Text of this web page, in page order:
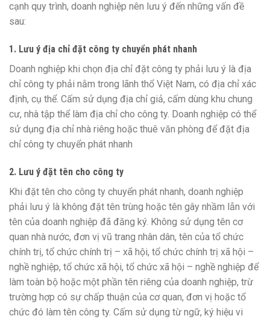
cạnh quy trình, doanh nghiệp nên lưu ý đến những vấn đề
sau:
1. Lưu ý địa chỉ đặt công ty chuyển phát nhanh
Doanh nghiệp khi chọn địa chỉ đặt công ty phải lưu ý là địa
chỉ công ty phải nằm trong lãnh thổ Việt Nam, có địa chỉ xác
định, cụ thể. Cấm sử dụng địa chỉ giả, cấm dùng khu chung
cư, nhà tập thể làm địa chỉ cho công ty. Doanh nghiệp có thể
sử dụng địa chỉ nhà riêng hoặc thuê văn phòng để đặt địa
chỉ công ty chuyển phát nhanh
2. Lưu ý đặt tên cho công ty
Khi đặt tên cho công ty chuyển phát nhanh, doanh nghiệp
phải lưu ý là không đặt tên trùng hoặc tên gây nhầm lẫn với
tên của doanh nghiệp đã đăng ký. Không sử dụng tên cơ
quan nhà nước, đơn vị vũ trang nhân dân, tên của tổ chức
chính trị, tổ chức chính trị – xã hội, tổ chức chính trị xã hội –
nghề nghiệp, tổ chức xã hội, tổ chức xã hội – nghề nghiệp để
làm toàn bộ hoặc một phần tên riêng của doanh nghiệp, trừ
trường hợp có sự chấp thuận của cơ quan, đơn vị hoặc tổ
chức đó làm tên công ty. Cấm sử dụng từ ngữ, ký hiệu vi